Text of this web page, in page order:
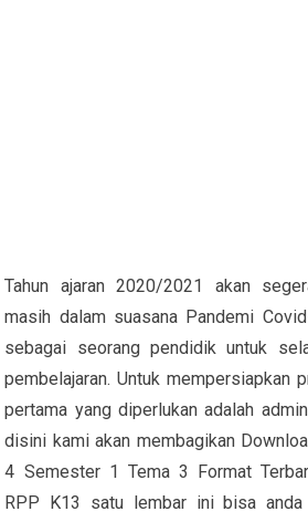
Tahun ajaran 2020/2021 akan
masih dalam suasana Pandemi
sebagai seorang pendidik untuk
pembelajaran. Untuk mempersiapkan
pertama yang diperlukan adalah
disini kami akan membagikan
4 Semester 1 Tema 3 Format
RPP K13 satu lembar ini bisa anda